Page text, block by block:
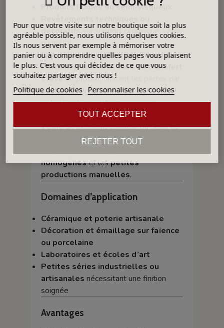
Produits fluides ou semi-visqueux
décoratifssur support céramique, verre
ou métal
Latechnologie HTE (High Transfer
Efficiency)assure untaux de transfert
élevéde produit, limitant les pertes par
brouillard et garantissant une
pulvérisation uniformeavec un
impact plat et précis.
Il offre un excellent contrôle du débit et
de la forme du jet, idéal pour les
homogèneset lespetites
productions manuelles.
Domaines d’application
Céramique et poterie artisanale
Décoration et émaillage sur faïence
ou porcelaine
Laboratoires et écoles d’art
Petites séries industrielles ou
artisanales nécessitant une finition
soignée
Avantages
Pour que votre visite sur notre boutique soit la plus
agréable possible, nous utilisons quelques cookies.
Ils nous servent par exemple à mémoriser votre
panier ou à comprendre quelles pages vous plaisent
le plus. C'est vous qui décidez de ce que vous
souhaitez partager avec nous !
Politique de cookies Personnaliser les cookies
REJETER TOUT
TOUT ACCEPTER